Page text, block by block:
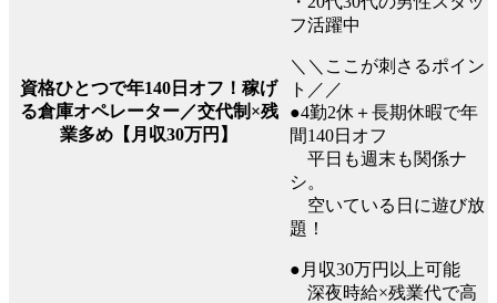
資格ひとつで年140日オフ！稼げ
る倉庫オペレーター／交代制×残
業多め【月収30万円】
フ活躍中
＼＼ここが刺さるポイン
ト／／
●4勤2休＋長期休暇で年
間140日オフ
平日も週末も関係ナ
シ。
空いている日に遊び放
題！
●月収30万円以上可能
深夜時給×残業代で高